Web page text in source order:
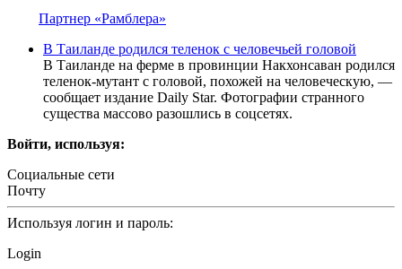
Партнер «Рамблера»
В Таиланде родился теленок с человечьей головой
В Таиланде на ферме в провинции Накхонсаван родился
теленок-мутант с головой, похожей на человеческую, —
сообщает издание Daily Star. Фотографии странного
существа массово разошлись в соцсетях.
Войти, используя:
Социальные сети
Почту
Используя логин и пароль:
Login